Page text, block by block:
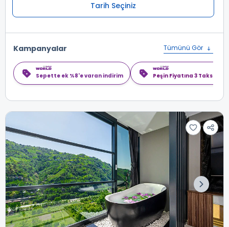
Tarih Seçiniz
Kampanyalar Tümünü Gör
Sepette ek %8'e varan indirim Peşin Fiyatına 3 Taksit